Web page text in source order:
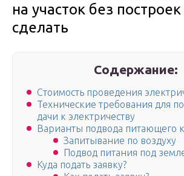
на участок без
сделать
Содержание:
Стоимость проведения
Технические требования для
дачи к электричеству
Варианты подвода питающего
Запитывание по воздуху
Подвод питания под
Куда подать заявку?